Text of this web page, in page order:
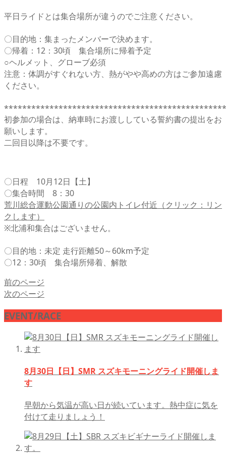
平日ライドとは集合場所が違うのでご注意ください。
〇目的地：集まったメンバーで決めます。
〇帰着：12：30頃 集合場所に帰着予定
○ヘルメット、グローブ必須
注意：体調がすぐれない方、熱がやや高めの方はご参加遠慮
ください。
初参加の場合は、納車時にお渡ししている誓約書の提出をお
願いします。
二回目以降は不要です。
〇日程 10月12日【土】
〇集合時間 8：30
荒川総合運動公園通りの公園内トイレ付近（クリック：リン
クします）
※北浦和集合はございません。
〇目的地：未定 走行距離50～60km予定
〇12：30頃 集合場所帰着、解散
前のページ
次のページ
EVENT/RACE
8月30日【日】SMR スズキモーニングライド開催しま
す
早朝から気温が高い日が続いています。熱中症に気を
付けて走りましょう！